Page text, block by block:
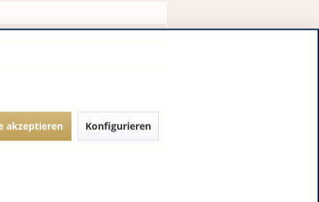
akzeptieren Konfigurieren